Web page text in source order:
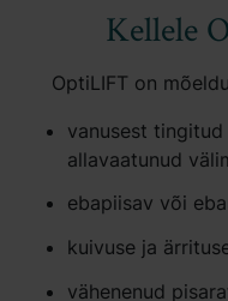
Kellele
OptiLIFT on
vanusest
allavaatunud
ebapiisav või
kuivuse ja
vähenenud